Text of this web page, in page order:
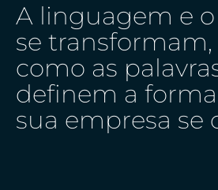
A linguagem e
se transformam,
como as
definem a
sua empresa se